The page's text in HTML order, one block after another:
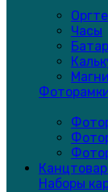
Часы
Наборы